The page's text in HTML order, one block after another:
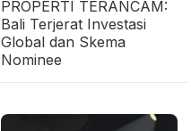
PROPERTI TERANCAM:
Bali Terjerat Investasi
Global dan Skema
Nominee